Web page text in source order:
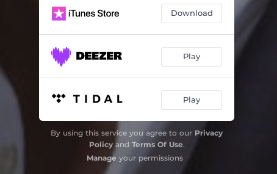
El Ultimo Café 03:41
Café la Humedad 03:16
04:00
03:32
Balada para un Loco 05:04
Download
Play
Play
By using this service you agree to our Privacy
Policyand Terms Of Use.
Manage your permissions